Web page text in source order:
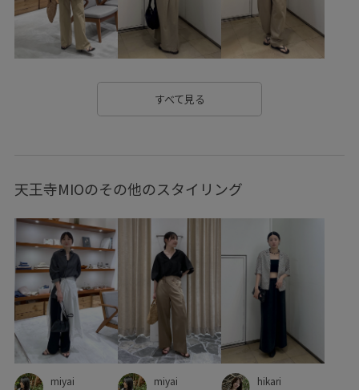
26SS_salon_weblimited salon_26SSlightouter Tシャツ
WEB限定 お手入れしやすい きれいめ
アウター
イヤホン ウォッシュ加工
オンにもオフにも カジュアル カジュアルすぎない
カーディガン クリーンな印象 クロップド丈
ゴム仕様 サイズ調整 サンダル サンド
シグネチャーアイテム シャツ
シワになりにくい シンプル
スタイルアップ スッキリ スッキリ見え ステッチ
スラブ セットアップ タイト
すべて見る
天王寺MIOのその他のスタイリング
miyai
miyai
hikari